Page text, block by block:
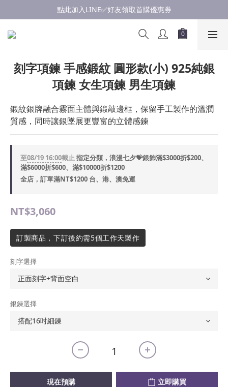
點此加入LINE✅好友領取首購優惠券
點此加入LINE✅好友領取首購優惠券
浪漫慶七夕💝銀飾滿$3000享優惠💝至8/19
刻字項鍊 手感鍛紋 圓形款(小) 925純銀
項鍊 女生項鍊 男生項鍊
鍛紋銀牌融合霧面主體與鍛敲邊框，保留手工製作的溫潤
質感，同時讓銀墜展更豐富的立體感鍊
至08/19 16:00截止指定分類，浪漫七夕💝銀飾滿$3000折$200、
滿$6000折$600、滿$10000折$1200
全店，訂單滿NT$1200 台、港、澳免運
NT$3,060
訂製商品，下訂後約需5個工作天製作
刻字選擇
銀鍊選擇
現在預購 立即購買